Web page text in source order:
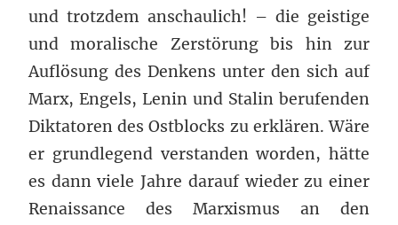
und trotzdem anschaulich! – die geistige
und moralische Zerstörung bis hin zur
Auflösung des Denkens unter den sich auf
Marx, Engels, Lenin und Stalin berufenden
Diktatoren des Ostblocks zu erklären. Wäre
er grundlegend verstanden worden, hätte
es dann viele Jahre darauf wieder zu einer
Renaissance des Marxismus an den